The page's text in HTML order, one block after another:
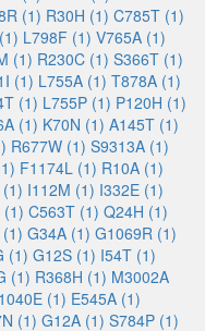
(1) R30H (1) C785T (1)
L798F (1) V765A (1)
(1) R230C (1) S366T (1)
(1) L755A (1) T878A (1)
(1) L755P (1) P120H (1)
(1) K70N (1) A145T (1)
R677W (1) S9313A (1)
F1174L (1) R10A (1)
I112M (1) I332E (1)
(1) C563T (1) Q24H (1)
G34A (1) G1069R (1)
(1) G12S (1) I54T (1)
(1) R368H (1) M3002A
(1) E545A (1)
(1) G12A (1) S784P (1)